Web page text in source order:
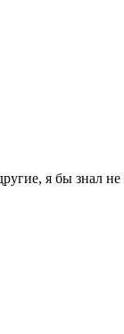
я бы знал